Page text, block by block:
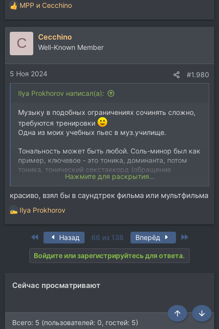
Р
е
а
и
и
:
MPP и Cecchino
C Cecchino
Well-Known Member
5 Ноя 2024 #1.980
Ilya Prokhorov написал(а):
Музыку в подобных ограничениях сочинять сложно,
требуются тренировки
Одна из моих учебных пьес в муз.училище.
Тональность может быть любой. Соль-минор был как
пример, ключевое - это тоника, доминанта, потом
тоника, тонический секстаккорд (обращение
трезвучия) и т.д.
Т.е. T-D, T-T6-S-S6
Не пытаться использовать сложную гармонию и т.п.,
а в рамках простых гармоний (например, трезвучия
и их обращения) сочинять простые мелодии, что
полезно для наших drop задач
Посмотреть вложение 255294
Нажмите для раскрытия...
красиво, взял бы в саундтрек фильма или мультфильма
Р
е
Ilya Prokhorov
First Назад 66 из 138 Вперёд
Войдите или зарегистрируйтесь для ответа.
Сейчас просматривают
Всего: 5 (пользователей: 0, гостей: 5)